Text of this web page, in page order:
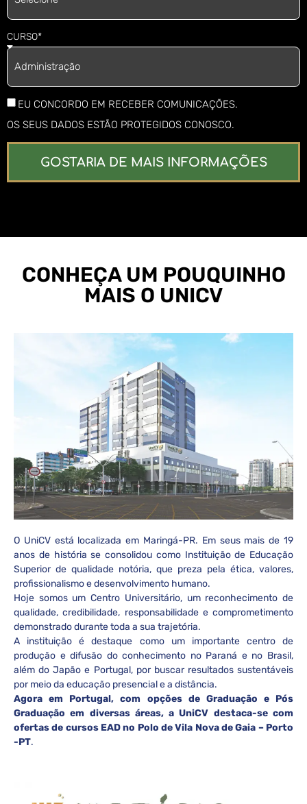
CURSO*
EU CONCORDO EM RECEBER COMUNICAÇÕES.
OS SEUS DADOS ESTÃO PROTEGIDOS CONOSCO.
GOSTARIA DE MAIS INFORMAÇÕES
CONHEÇA UM POUQUINHO
MAIS O UNICV
O UniCV está localizada em Maringá-PR. Em seus mais de 19
anos de história se consolidou como Instituição de Educação
Superior de qualidade notória, que preza pela ética, valores,
profissionalismo e desenvolvimento humano.
Hoje somos um Centro Universitário, um reconhecimento de
qualidade, credibilidade, responsabilidade e comprometimento
demonstrado durante toda a sua trajetória.
A instituição é destaque como um importante centro de
produção e difusão do conhecimento no Paraná e no Brasil,
além do Japão e Portugal, por buscar resultados sustentáveis
por meio da educação presencial e a distância.
Agora em Portugal, com opções de Graduação e Pós
Graduação em diversas áreas, a UniCV destaca-se com
ofertas de cursos EAD no Polo de Vila Nova de Gaia – Porto
-PT.